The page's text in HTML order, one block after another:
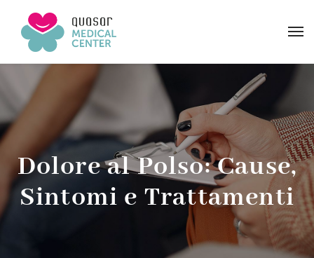
Dolore al Polso: Cause,
Sintomi e Trattamenti